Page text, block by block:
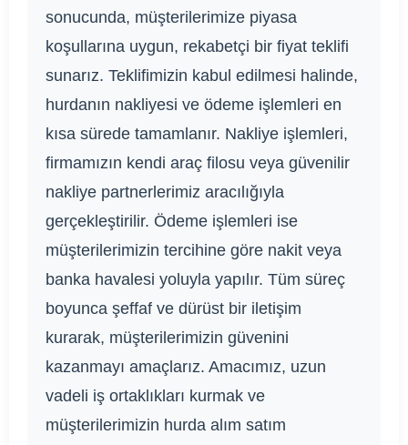
sonucunda, müşterilerimize piyasa
koşullarına uygun, rekabetçi bir fiyat teklifi
sunarız. Teklifimizin kabul edilmesi halinde,
hurdanın nakliyesi ve ödeme işlemleri en
kısa sürede tamamlanır. Nakliye işlemleri,
firmamızın kendi araç filosu veya güvenilir
nakliye partnerlerimiz aracılığıyla
gerçekleştirilir. Ödeme işlemleri ise
müşterilerimizin tercihine göre nakit veya
banka havalesi yoluyla yapılır. Tüm süreç
boyunca şeffaf ve dürüst bir iletişim
kurarak, müşterilerimizin güvenini
kazanmayı amaçlarız. Amacımız, uzun
vadeli iş ortaklıkları kurmak ve
müşterilerimizin hurda alım satım